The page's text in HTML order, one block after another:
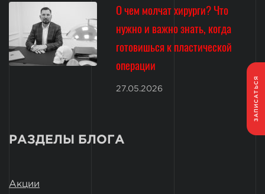
ЗАПИСАТЬСЯ
О чем молчат хирурги? Что
нужно и важно знать, когда
готовишься к пластической
операции
27.05.2026
РАЗДЕЛЫ БЛОГА
Акции